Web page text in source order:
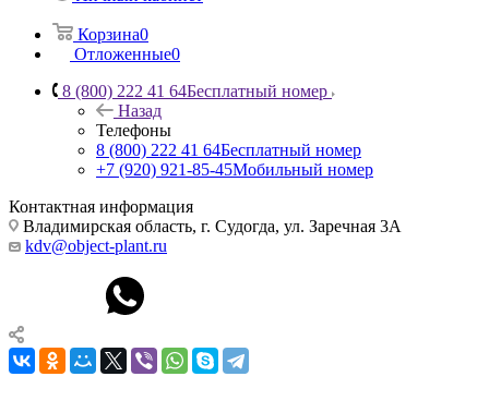
Корзина0
Отложенные0
8 (800) 222 41 64Бесплатный номер
Назад
Телефоны
8 (800) 222 41 64Бесплатный номер
+7 (920) 921-85-45Мобильный номер
Контактная информация
Владимирская область, г. Судогда, ул. Заречная 3А
kdv@object-plant.ru